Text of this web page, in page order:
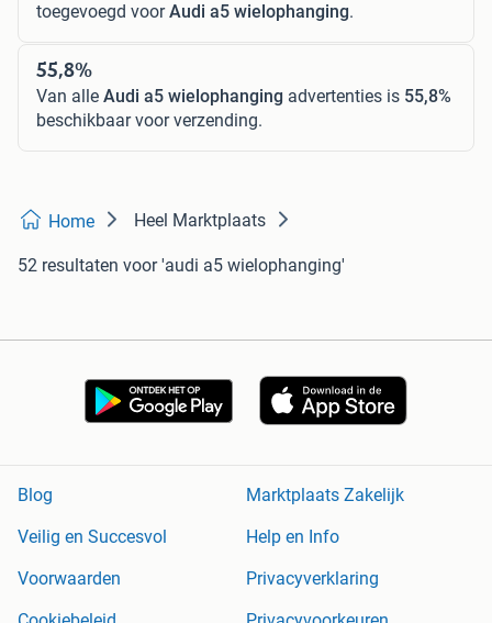
toegevoegd voorAudi a5 wielophanging.
55,8%
Van alle Audi a5 wielophanging advertenties is 55,8%
beschikbaar voor verzending.
Home Heel Marktplaats
52 resultaten voor 'audi a5 wielophanging'
Blog
Marktplaats Zakelijk
Veilig en Succesvol
Help en Info
Voorwaarden
Privacyverklaring